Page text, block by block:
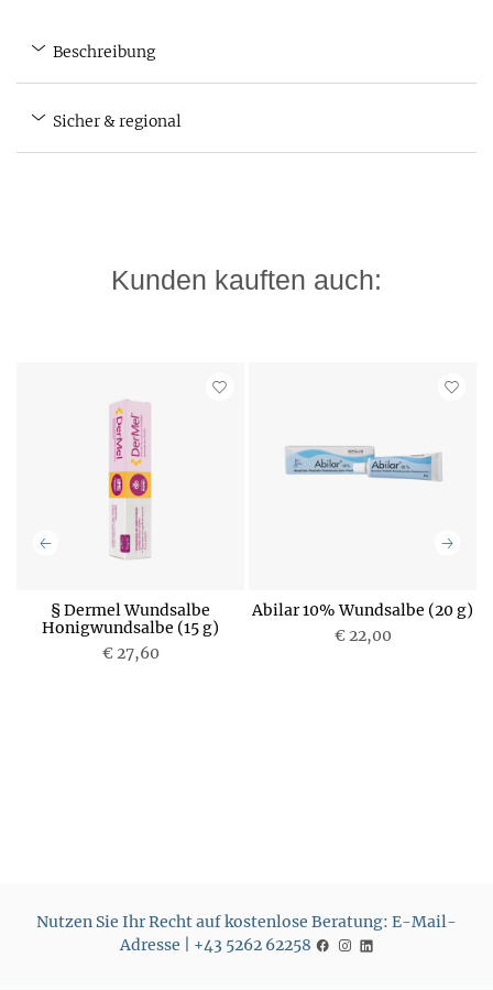
Beschreibung
Sicher & regional
Kunden kauften auch:
§ Dermel Wundsalbe
Honigwundsalbe (15 g)
€ 27,60
Abilar 10% Wundsalbe (20 g)
€ 22,00
Nutzen Sie Ihr Recht auf kostenlose Beratung: E-Mail-
Adresse | +43 5262 62258